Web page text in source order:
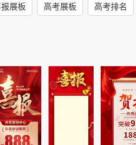
展板 高考展板 高考排名